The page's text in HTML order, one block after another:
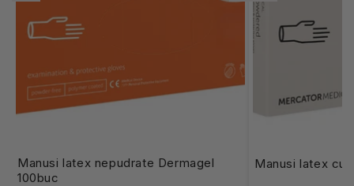
Manusi latex nepudrate Dermagel
100buc
Manusi latex cu